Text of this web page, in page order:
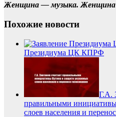
Женщина — музыка.
Похожие новости
Президиума ЦК КПРФ
Г.А.
правильными
слоев населения и